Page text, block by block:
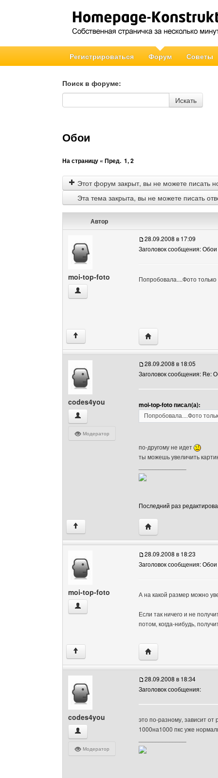
Регистрироваться Форум Советы
Поиск в форуме:
Поиск в форуме
Искать
Обои
На страницу « Пред. 1,2
Этот форум закрыт, вы не можете писать
Эта тема закрыта, вы не можете писать
Автор
moi-top-foto
moi-top-foto Посмотреть профиль
28.09.2008 в 17:09
Заголовок сообщения: Обои
Попробовала....Фото только
↑ Посетить сайт
codes4you
codes4you Посмотреть профиль
Модератор
28.09.2008 в 18:05
Заголовок сообщения: Re:
moi-top-foto писал(а):
Попробовала....Фото
по-другому не идет
ты можешь увеличить
Последний раз
↑ Посетить сайт
moi-top-foto
moi-top-foto Посмотреть профиль
28.09.2008 в 18:23
Заголовок сообщения: Обои
А на какой размер можно
Если так ничего и не
потом, когда-нибудь,
↑ Посетить сайт
codes4you
codes4you Посмотреть профиль
Модератор
28.09.2008 в 18:34
Заголовок сообщения:
это по-разному, зависит от
1000на1000 пкс уже